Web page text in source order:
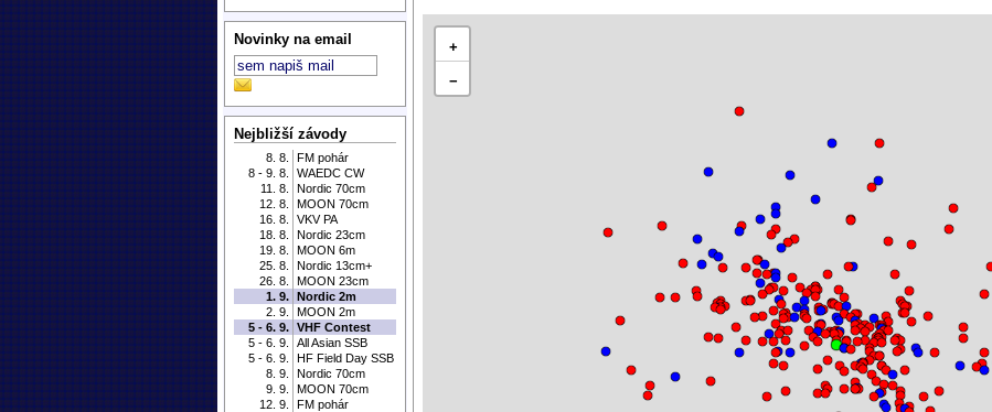
Novinky na email
Nejbližší závody
8. 8.
FM pohár
8 - 9. 8.
WAEDC CW
11. 8.
Nordic 70cm
12. 8.
MOON 70cm
16. 8.
VKV PA
18. 8.
Nordic 23cm
19. 8.
MOON 6m
25. 8.
Nordic 13cm+
26. 8.
MOON 23cm
1. 9. Nordic 2m
2. 9.
MOON 2m
5 - 6. 9. VHF Contest
5 - 6. 9.
All Asian SSB
5 - 6. 9.
HF Field Day SSB
8. 9.
Nordic 70cm
9. 9.
MOON 70cm
12. 9.
FM pohár
+
−